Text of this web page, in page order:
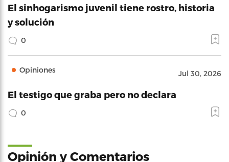
El sinhogarismo juvenil tiene rostro, historia
y solución
0
Opiniones Jul 30, 2026
El testigo que graba pero no declara
0
Opinión y Comentarios